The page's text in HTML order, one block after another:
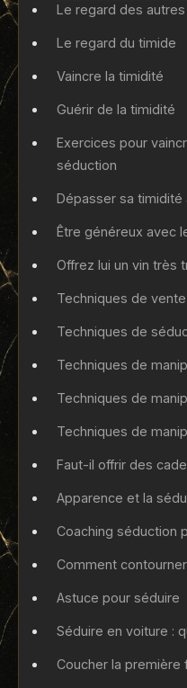
Le regard des autres
Le regard du timide
Vaincre la timidité
Guérir de la timidité
Exercices pour
séduction
Dépasser sa
Être généreux avec
Offrez lui un vin très
Techniques de
Techniques de
Techniques de
Techniques de
Techniques de
Faut-il offrir des
Apparence et la
Coaching séduction
Comment
Astuce pour séduire
Séduire en voiture :
Coucher la première